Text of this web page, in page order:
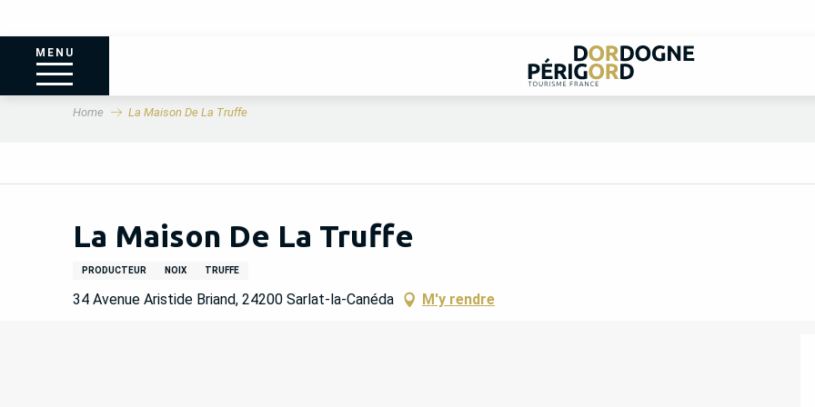
MENU
Home La Maison De La Truffe
La Maison De La Truffe
PRODUCTEUR NOIX TRUFFE
34 Avenue Aristide Briand, 24200 Sarlat-la-Canéda M'y rendre